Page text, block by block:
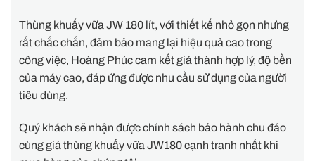
Thùng khuấy vữa JW 180 lít, với thiết kế nhỏ gọn nhưng
rất chắc chắn, đảm bảo mang lại hiệu quả cao trong
công việc, Hoàng Phúc cam kết giá thành hợp lý, độ bền
của máy cao, đáp ứng được nhu cầu sử dụng của người
tiêu dùng.
Quý khách sẽ nhận được chính sách bảo hành chu đáo
cùng giá thùng khuấy vữa JW180 cạnh tranh nhất khi